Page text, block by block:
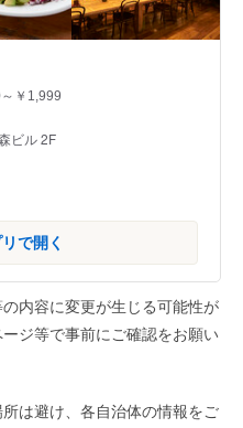
￥1,999
ビル 2F
で開く
内容に変更が生じる可能性が
ジ等で事前にご確認をお願い
は避け、各自治体の情報をご